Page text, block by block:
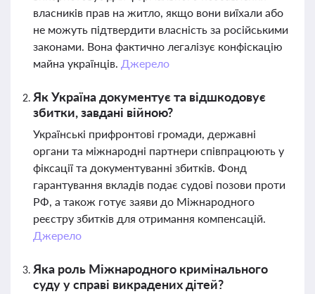
власників прав на житло, якщо вони виїхали або
не можуть підтвердити власність за російськими
законами. Вона фактично легалізує конфіскацію
майна українців. Джерело
Як Україна документує та відшкодовує
збитки, завдані війною?
Українські прифронтові громади, державні
органи та міжнародні партнери співпрацюють у
фіксації та документуванні збитків. Фонд
гарантування вкладів подає судові позови проти
РФ, а також готує заяви до Міжнародного
реєстру збитків для отримання компенсацій.
Джерело
Яка роль Міжнародного кримінального
суду у справі викрадених дітей?